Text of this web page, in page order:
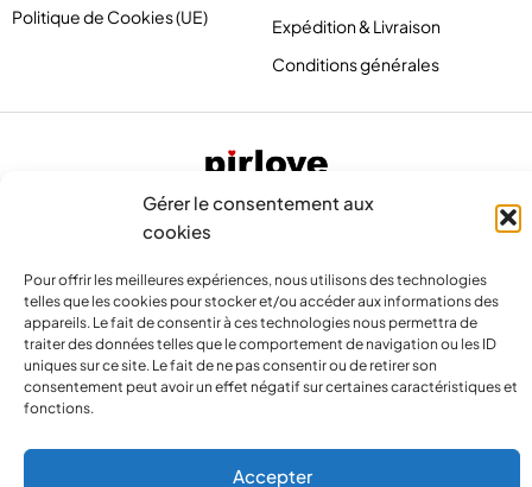
Gérer le consentement aux
cookies
Pour offrir les meilleures expériences, nous utilisons des technologies
telles que les cookies pour stocker et/ou accéder aux informations des
appareils. Le fait de consentir à ces technologies nous permettra de
traiter des données telles que le comportement de navigation ou les ID
uniques sur ce site. Le fait de ne pas consentir ou de retirer son
consentement peut avoir un effet négatif sur certaines caractéristiques et
fonctions.
Accepter
contact@pirlove.com
Politique de Cookies (UE)
Expédition & Livraison
Conditions générales
Copyright 2024 © Pirlove. Tous droits réservés